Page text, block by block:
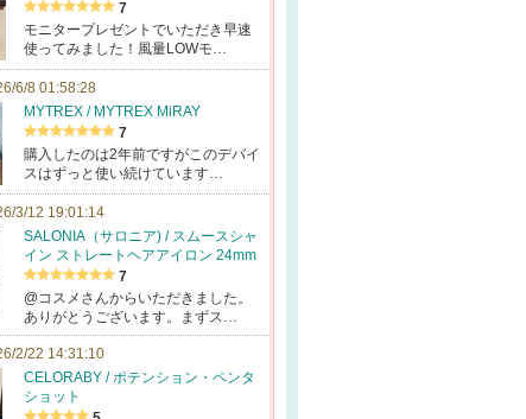
7
モニタープレゼントでいただき早速
使ってみました！風量LOWモ…
6/8 01:58:28
MYTREX / MYTREX MiRAY
7
購入したのは2年前ですがこのデバイ
スはずっと使い続けています…
3/12 19:01:14
SALONIA（サロニア) / スムースシャ
イン ストレートヘアアイロン 24mm
7
@コスメさんからいただきました。
ありがとうございます。まずス…
2/22 14:31:10
CELORABY / ポテンション・ペンタ
ショット